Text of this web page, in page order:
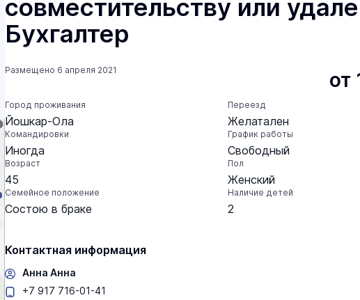
совместительству или
Бухгалтер
Размещено 6 апреля 2021 от
Город проживания
Йошкар-Ола
Командировки
Иногда
Возраст
45
Семейное положение
Состою в браке
Переезд
Желатален
График работы
Свободный
Пол
Женский
Наличие детей
2
Контактная информация
Анна Анна
+7 917 716-01-41